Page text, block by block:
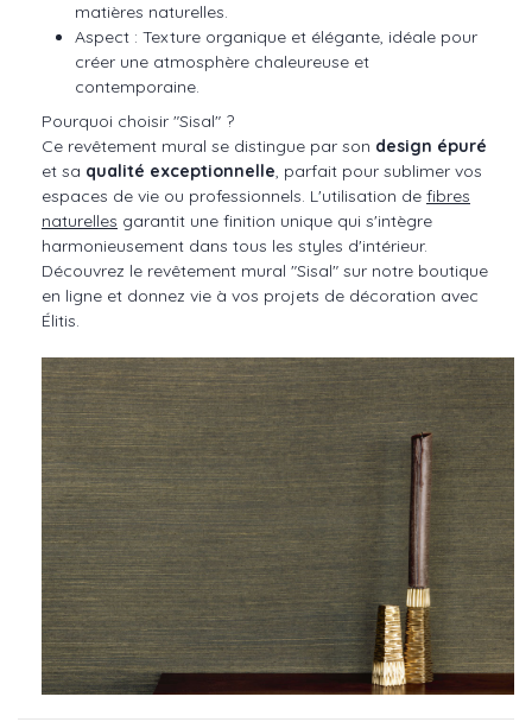
matières naturelles.
Aspect : Texture organique et élégante, idéale pour
créer une atmosphère chaleureuse et
contemporaine.
Pourquoi choisir "Sisal" ?
Ce revêtement mural se distingue par son design épuré
et sa qualité exceptionnelle, parfait pour sublimer vos
espaces de vie ou professionnels. L'utilisation de fibres
naturelles garantit une finition unique qui s'intègre
harmonieusement dans tous les styles d'intérieur.
Découvrez le revêtement mural "Sisal" sur notre boutique
en ligne et donnez vie à vos projets de décoration avec
Élitis.